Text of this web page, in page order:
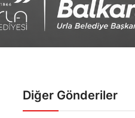
Diğer Gönderiler